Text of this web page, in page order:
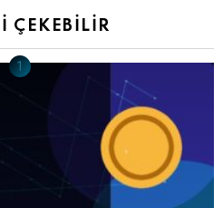
ÇEKEBILIR